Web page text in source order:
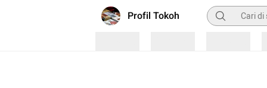
Profil Tokoh Pencarian